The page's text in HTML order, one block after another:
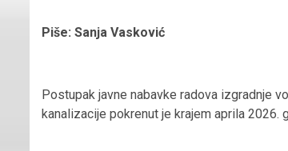
Piše: Sanja Vasković
Postupak javne nabavke radova izgradnje
kanalizacije pokrenut je krajem aprila 2026.